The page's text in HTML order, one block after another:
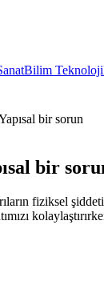
Bilim Teknoloji
bir sorun
bir
fiziksel